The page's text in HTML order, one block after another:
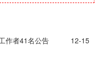
作者41名公告
12-15